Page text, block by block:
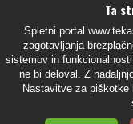
HandCrafted With
- Vsi časi
Ta
Spletni portal
zagotavljanja
sistemov in
ne bi deloval. Z
Nastavitve za piškotke